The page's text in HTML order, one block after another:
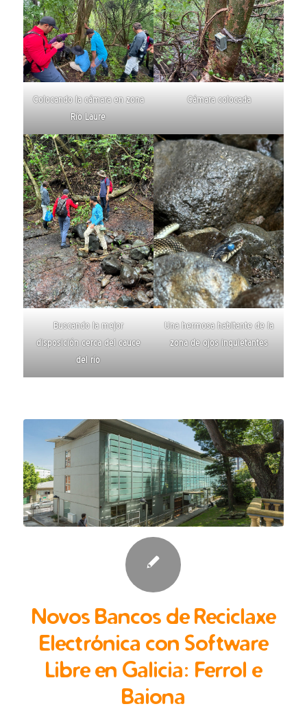
Colocando la cámara en zona
Río Laure
Cámara colocada
Buscando la mejor
disposición cerca del cauce
del río
Una hermosa habitante de la
zona de ojos inquietantes
Novos Bancos de Reciclaxe
Electrónica con Software
Libre en Galicia: Ferrol e
Baiona